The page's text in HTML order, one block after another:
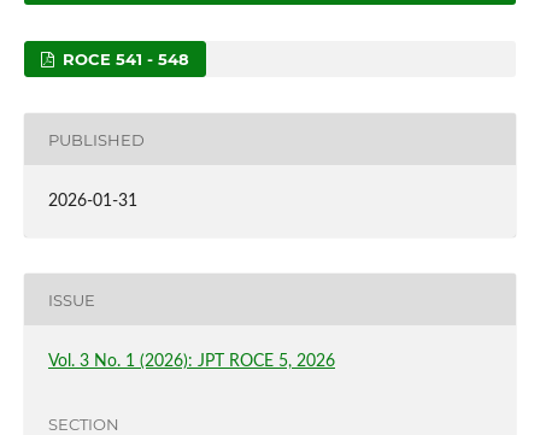
ROCE 541 - 548
PUBLISHED
2026-01-31
ISSUE
Vol. 3 No. 1 (2026): JPT ROCE 5, 2026
SECTION